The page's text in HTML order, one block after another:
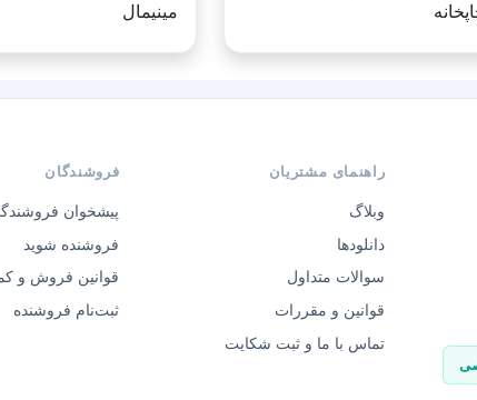
مینیمال
راهنمای مشتریان
وبلاگ
دانلودها
سوالات متداول
قوانین و مقررات
تماس با ما و ثبت شکایت
فروشندگان
پیشخوان
فروشنده شوید
قوانین فروش و
ثبت‌نام فروشنده